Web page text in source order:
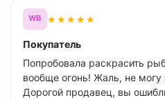
WB ★★★★★
Покупатель
Попробовала раскрасить
вообще огонь! Жаль, не могу
Дорогой продавец, вы